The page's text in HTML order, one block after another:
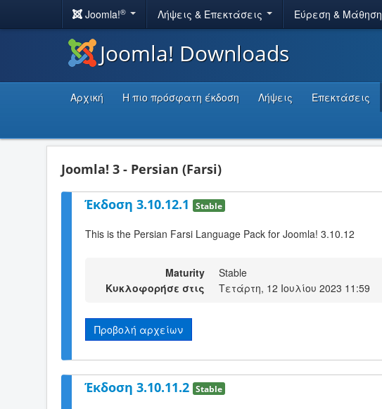
Joomla!® Λήψεις & Επεκτάσεις Εύρεση & Μάθηση
Joomla! Downloads
Αρχική Η πιο πρόσφατη έκδοση Λήψεις Επεκτάσεις
Joomla! 3 - Persian (Farsi)
Έκδοση 3.10.12.1 Stable
This is the Persian Farsi Language Pack for Joomla! 3.10.12
Maturity
Stable
Κυκλοφορήσε στις
Τετάρτη, 12 Ιουλίου 2023 11:59
Προβολή αρχείων
Έκδοση 3.10.11.2 Stable